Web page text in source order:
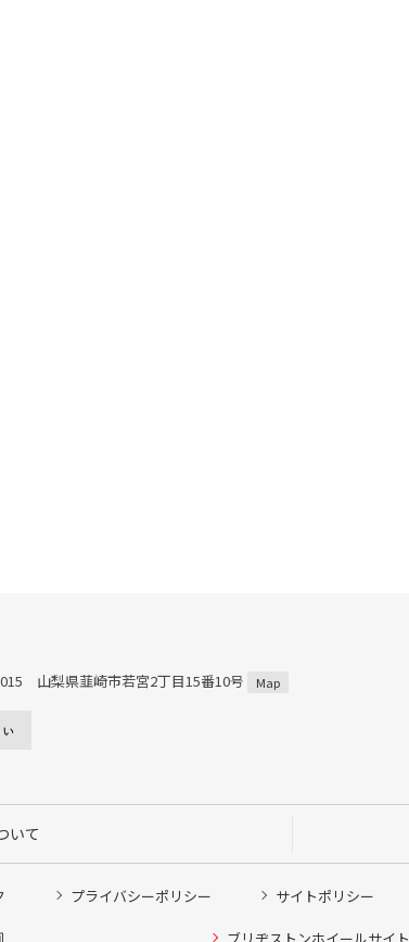
山梨県韮崎市若宮2丁目15番10号 Map
いて
プライバシーポリシー サイトポリシー
ブリヂストンホイールサイト